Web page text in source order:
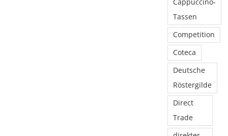
Cappuccino-
Tassen
Competition
Coteca
Deutsche
Röstergilde
Direct
Trade